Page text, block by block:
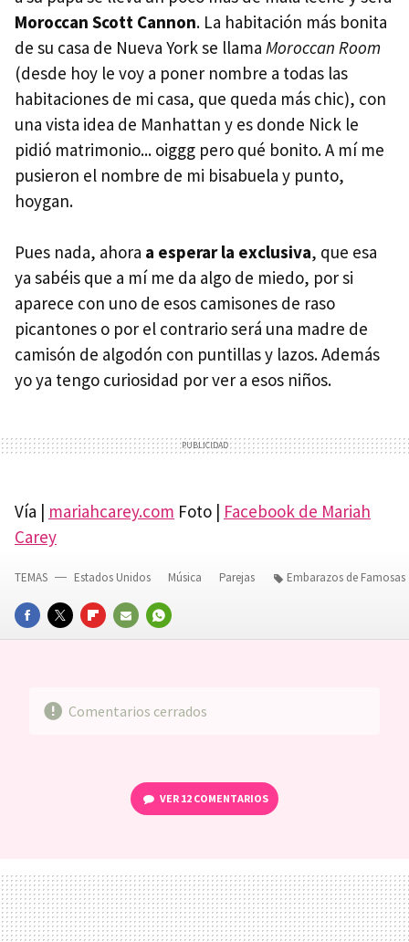
Moroccan Scott Cannon. La habitación más bonita
de su casa de Nueva York se llama Moroccan Room
(desde hoy le voy a poner nombre a todas las
habitaciones de mi casa, que queda más chic), con
una vista idea de Manhattan y es donde Nick le
pidió matrimonio... oiggg pero qué bonito. A mí me
pusieron el nombre de mi bisabuela y punto,
hoygan.
Pues nada, ahora a esperar la exclusiva, que esa
ya sabéis que a mí me da algo de miedo, por si
aparece con uno de esos camisones de raso
picantones o por el contrario será una madre de
camisón de algodón con puntillas y lazos. Además
yo ya tengo curiosidad por ver a esos niños.
Vía | mariahcarey.com Foto | Facebook de Mariah
Carey
FACEBOOKTWITTERFLIPBOARD
E-
WHATSAPP
TEMAS Estados Unidos Música Parejas Embarazos de Famosas
Comentarios cerrados
VER 12 COMENTARIOS